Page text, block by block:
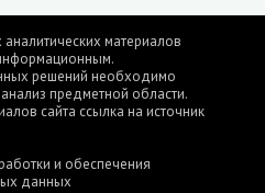
материалов
решений необходимо
предметной области.
сайта ссылка на источник
и обеспечения
данных